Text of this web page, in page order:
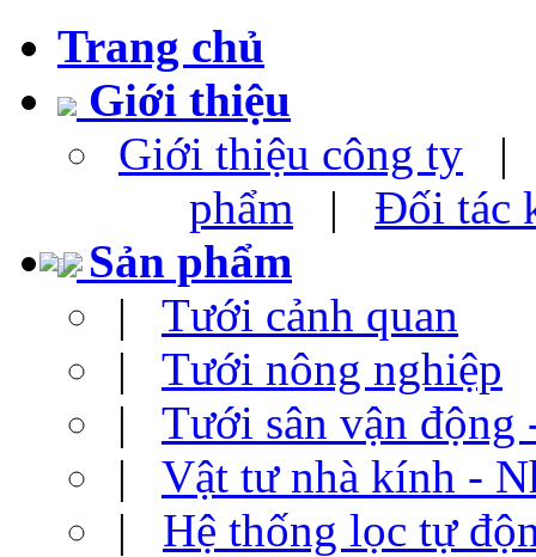
Trang chủ
Giới thiệu
Giới thiệu công ty
phẩm | Đối tác
Sản phẩm
| Tưới cảnh quan
| Tưới nông nghiệp
| Tưới sân vận động
| Vật tư nhà kính -
| Hệ thống lọc tự